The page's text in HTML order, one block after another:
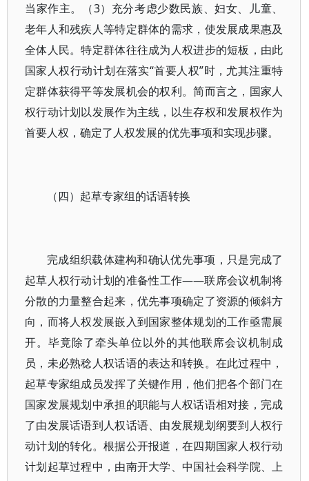
当家作主。（3）充分考虑少数民族、妇女、儿童、
老年人和残疾人等特定群体的需求，使发展成果惠及
全体人民。特定群体往往成为人权进步的短板，由此
国家人权行动计划在落实“首要人权”时，尤其注重特
定群体获得平等发展机会的权利。简而言之，国家人
权行动计划以发展作为主线，以生存权和发展权作为
首要人权，确定了人权发展的优先事项和实现步骤。
（四）起草专家组的话语转换
完成组织载体建构和确认优先事项，只是完成了
起草人权行动计划的准备性工作——联席会议机制将
分散的力量整合起来，优先事项确定了资源的倾斜方
向，而将人权发展嵌入到国家整体规划的工作亟需展
开。毕竟除了牵头单位以外的其他联席会议机制成
员，未必熟稔人权话语的表达和转换。在此过程中，
起草专家组成员发挥了关键作用，他们把各个部门在
国家发展规划中承担的职能与人权话语相对接，完成
了由发展话语到人权话语、由发展规划纲要到人权行
动计划的转化。根据公开报道，在四期国家人权行动
计划起草过程中，由南开大学、中国社会科学院、上